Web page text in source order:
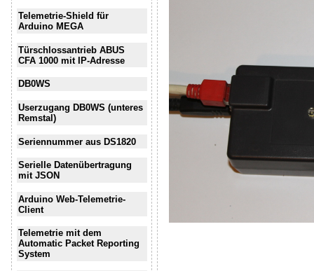
Telemetrie-Shield für
Arduino MEGA
Türschlossantrieb ABUS
CFA 1000 mit IP-Adresse
DB0WS
Userzugang DB0WS (unteres
Remstal)
Seriennummer aus DS1820
Serielle Datenübertragung
mit JSON
Arduino Web-Telemetrie-
Client
Telemetrie mit dem
Automatic Packet Reporting
System